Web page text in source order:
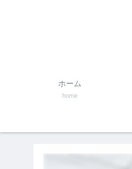
ホーム
home